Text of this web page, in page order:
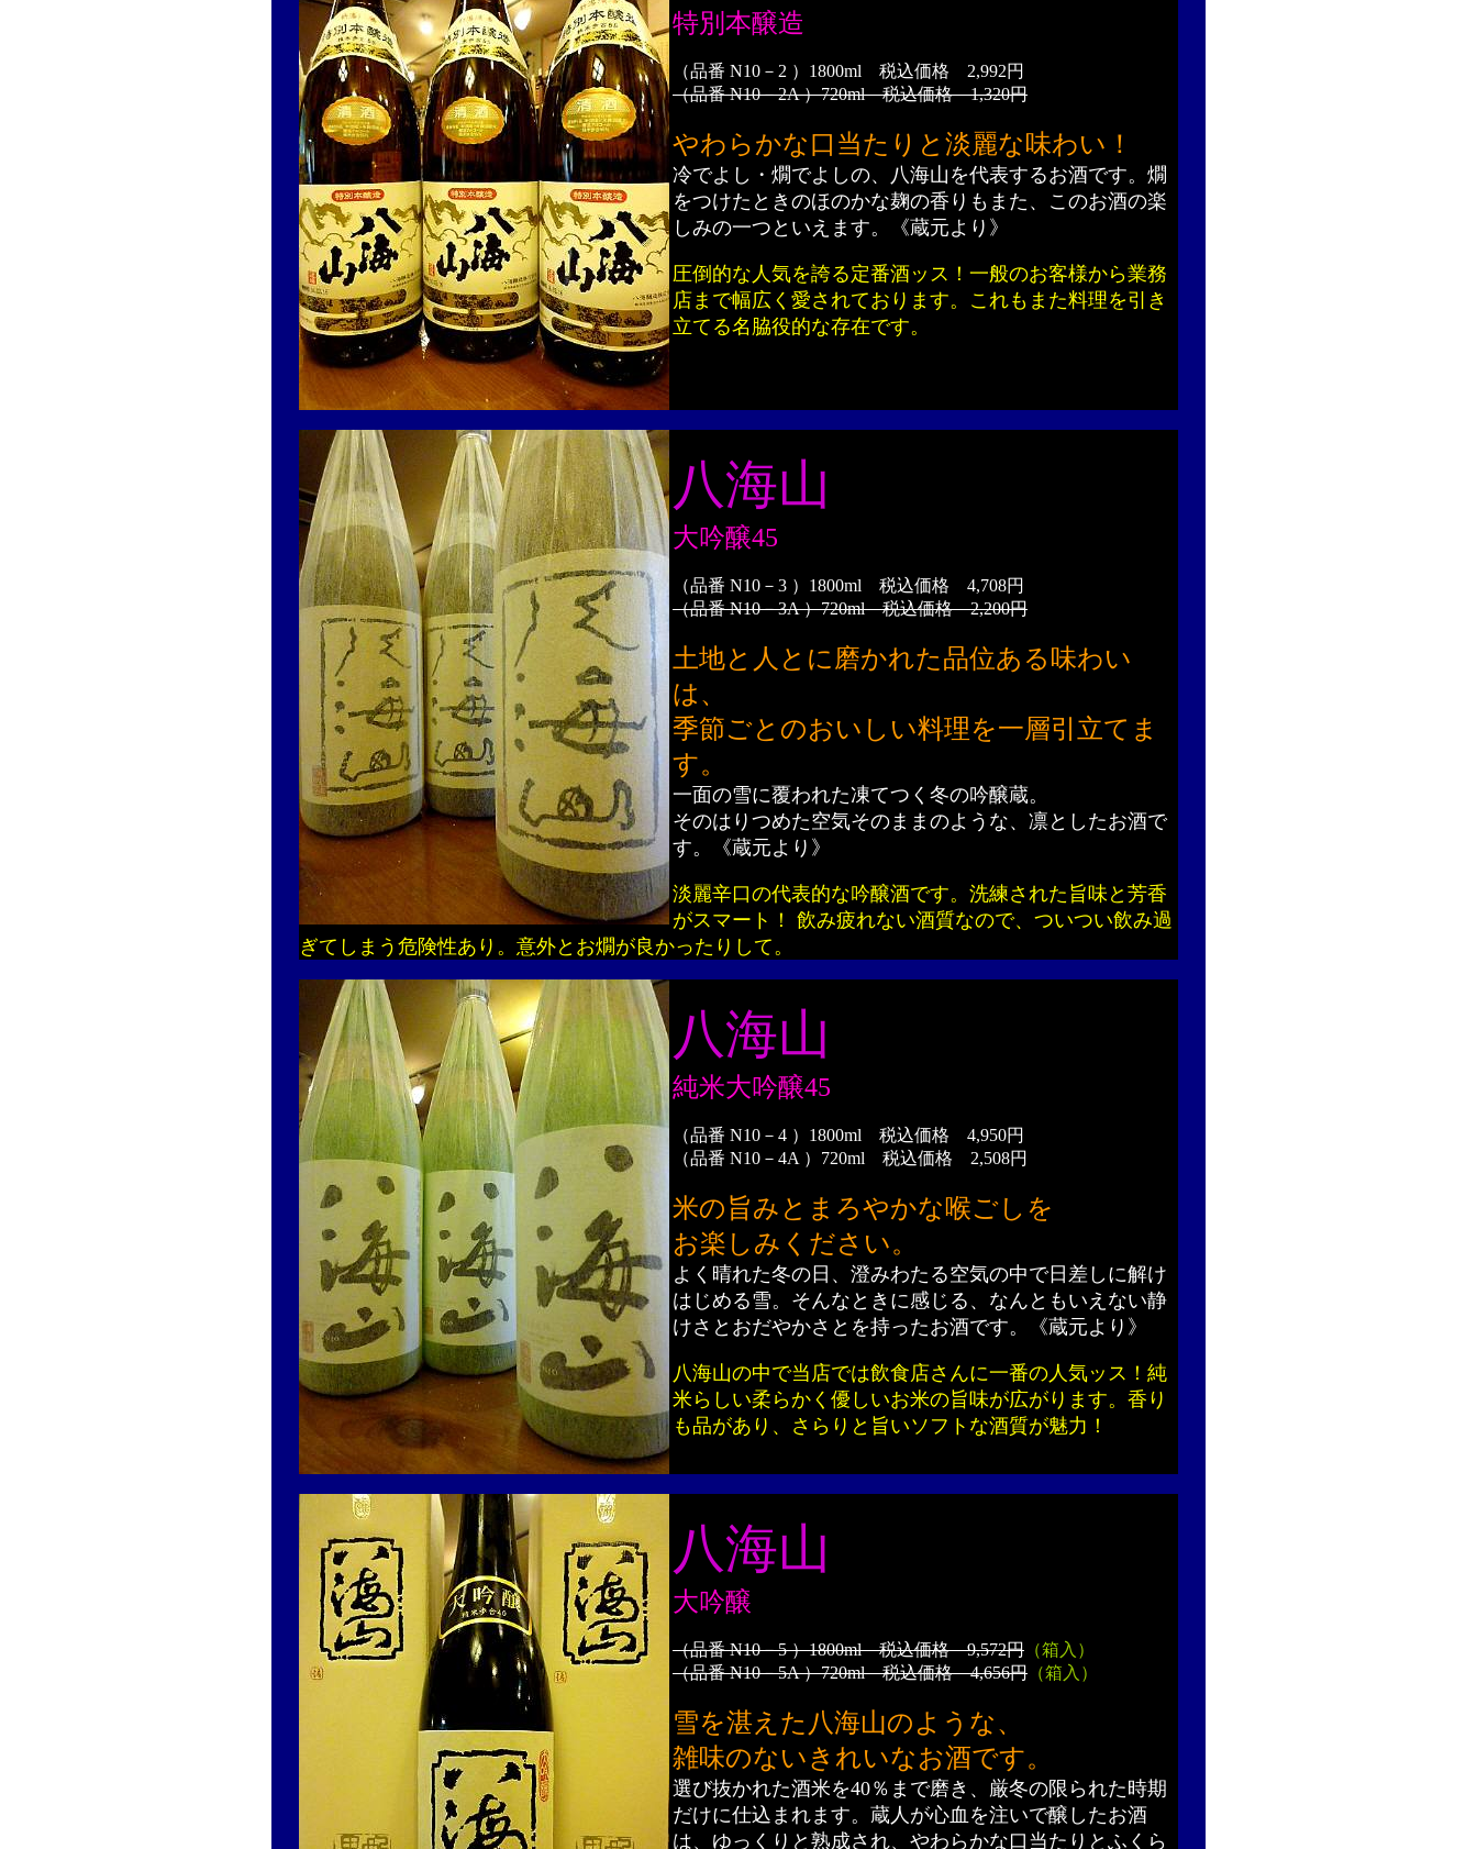
特別本醸造
（品番 N10－2 ）1800ml 税込価格 2,992円
（品番 N10－2A ）720ml 税込価格 1,320円
やわらかな口当たりと淡麗な味わい！
冷でよし・燗でよしの、八海山を代表するお酒です。燗
をつけたときのほのかな麹の香りもまた、このお酒の楽
しみの一つといえます。《蔵元より》
圧倒的な人気を誇る定番酒ッス！一般のお客様から業務
店まで幅広く愛されております。これもまた料理を引き
立てる名脇役的な存在です。
八海山
大吟醸45
（品番 N10－3 ）1800ml 税込価格 4,708円
（品番 N10－3A ）720ml 税込価格 2,200円
土地と人とに磨かれた品位ある味わい
は、
季節ごとのおいしい料理を一層引立てま
す。
一面の雪に覆われた凍てつく冬の吟醸蔵。
そのはりつめた空気そのままのような、凛としたお酒で
す。《蔵元より》
淡麗辛口の代表的な吟醸酒です。洗練された旨味と芳香
がスマート！ 飲み疲れない酒質なので、ついつい飲み過
ぎてしまう危険性あり。意外とお燗が良かったりして。
八海山
純米大吟醸45
（品番 N10－4 ）1800ml 税込価格 4,950円
（品番 N10－4A ）720ml 税込価格 2,508円
米の旨みとまろやかな喉ごしを
お楽しみください。
よく晴れた冬の日、澄みわたる空気の中で日差しに解け
はじめる雪。そんなときに感じる、なんともいえない静
けさとおだやかさとを持ったお酒です。《蔵元より》
八海山の中で当店では飲食店さんに一番の人気ッス！純
米らしい柔らかく優しいお米の旨味が広がります。香り
も品があり、さらりと旨いソフトな酒質が魅力！
八海山
大吟醸
（品番 N10－5 ）1800ml 税込価格 9,572円 （箱入）
（品番 N10－5A ）720ml 税込価格 4,656円 （箱入）
雪を湛えた八海山のような、
雑味のないきれいなお酒です。
選び抜かれた酒米を40％まで磨き、厳冬の限られた時期
だけに仕込まれます。蔵人が心血を注いで醸したお酒
は、ゆっくりと熟成され、やわらかな口当たりとふくら